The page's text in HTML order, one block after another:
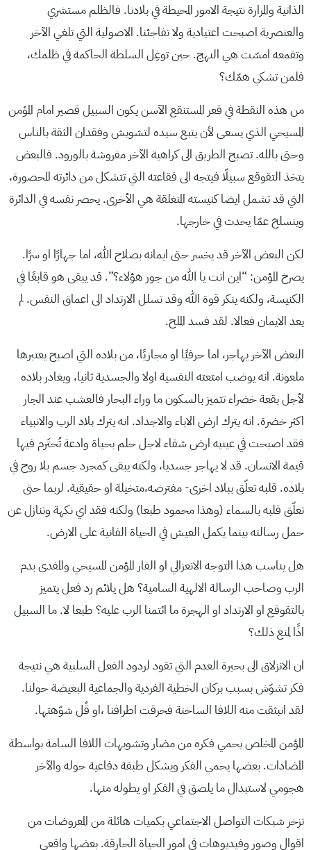
الذاتية والمرارة نتيجة الامور المحيطة في بلادنا. فالظلم مستشري
والعنصرية اصبحت اعتيادية ولا تفاجئنا. الاصولية التي تلغي الآخر
وتقمعه امسّت هي النهج. حين توغِل السلطة الحاكمة في ظلمك،
فلمن تشكي همّك؟
من هذه النقطة في قعر المستنقع الآسن يكون السبيل قصير امام المؤمن
المسيحي الذي يسعى لأن يتبع سيده لتشويش وفقدان الثقة بالناس
وحتى بالله. تصبح الطريق الى كراهية الآخر مفروشة بالورود. فالبعض
يتخذ التقوقع سبيلّا فيتجه الى فقاعته التي تتشكل من دائرته المحصورة،
التي قد تشمل ايضا كنيسته المنغلقة هي الأخرى. يحصر نفسه في الدائرة
وينسلخ عمّا يحدث في خارجها.
لكن البعض الآخر قد يخسر حتى ايمانه بصلاح الله، اما جهارًا او سرًا.
يصرخ المؤمن: “اين انت يا الله من جور هؤلاء؟”. قد يبقى هو قابعًا في
الكنيسة، ولكنه ينكر قوة الله وقد تسلل الارتداد الى اعماق النفس. لم
يعد الايمان فعالا. لقد فسد الملح.
البعض الآخر يهاجر، اما حرفيًا او مجازيًا، من بلاده التي اصبح يعتبرها
ملعونة. انه يوضب امتعته النفسية اولا والجسدية ثانيا، ويغادر بلاده
لأجل بقعة خضراء تتميز بالسكون ما وراء البحار فالعشب عند الجار
اكثر خضرة. انه يترك ارض الاباء والاجداد. انه يترك بلاد الرب والانبياء
فقد اصبحت في عينيه ارض شقاء لاجل حلم بحياة وادعة تُحتَرم فيها
قيمة الانسان. قد لا يهاجر جسديا، ولكنه يبقى كمجرد جسم بلا روح في
بلاده. قلبه تعلّق ببلاد اخرى- مفترضه،متخيلة او حقيقية. لربما حتى
تعلّق قلبه بالسماء (وهذا محمود طبعا) ولكنه فقد اي نكهة وتنازل عن
حمل رسالته بينما يكمل العيش في الحياة الفانية على الارض.
هل يناسب هذا التوجه الانعزالي او الفار المؤمن المسيحي والمفدى بدم
الرب وصاحب الرسالة الالهية السامية؟ هل يلائم رد فعل يتميز
بالتقوقع او الارتداد او الهجرة ما ائتمنا الرب عليه؟ طبعا لا. ما السبيل
اذًا لمنع ذلك؟
ان الانزلاق الى بحيرة العدم التي تقود لردود الفعل السلبية هي نتيجة
فكر تشوّش بسبب بركان الخطية الفردية والجماعية البغيضة حولنا.
لقد انبثقت منه اللافا الساخنة فحرقت اطرافنا ،او قُل شوّهتها.
المؤمن المخلص يحمي فكره من مضار وتشويهات اللافا السامة بواسطة
المضادات. بعضها يحمي الفكر ويشكل طبقة دفاعية حوله والآخر
هجومي لاستبدال ما يلصق في الفكر او يطوله منها.
تزخر شبكات التواصل الاجتماعي بكميات هائلة من المعروضات من
اقوال وصور وفيديوهات في امور الحياة الحارقة. بعضها واقعي